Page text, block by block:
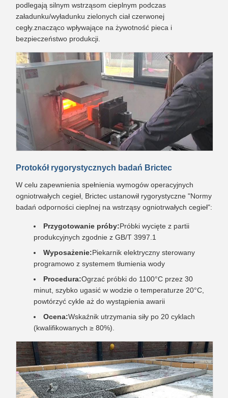
podlegają silnym wstrząsom cieplnym podczas
załadunku/wyładunku zielonych ciał czerwonej
cegły.znacząco wpływające na żywotność pieca i
bezpieczeństwo produkcji.
Protokół rygorystycznych badań Brictec
W celu zapewnienia spełnienia wymogów operacyjnych
ogniotrwałych cegieł, Brictec ustanowił rygorystyczne "Normy
badań odporności cieplnej na wstrząsy ogniotrwałych cegieł":
Przygotowanie próby:Próbki wycięte z partii
produkcyjnych zgodnie z GB/T 3997.1
Wyposażenie:Piekarnik elektryczny sterowany
programowo z systemem tłumienia wody
Procedura:Ogrzać próbki do 1100°C przez 30
minut, szybko ugasić w wodzie o temperaturze 20°C,
powtórzyć cykle aż do wystąpienia awarii
Ocena:Wskaźnik utrzymania siły po 20 cyklach
(kwalifikowanych ≥ 80%).